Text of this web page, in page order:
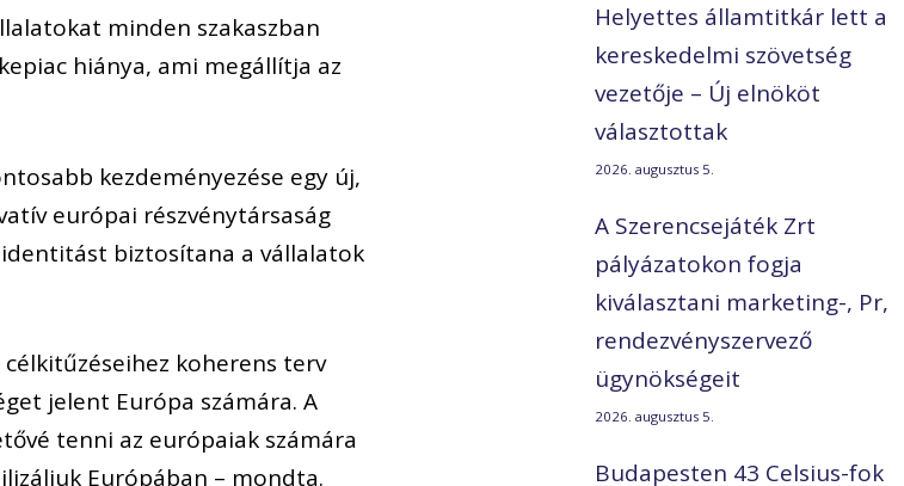
minden szakaszban
hiánya, ami megállítja az
kezdeményezése egy új,
európai részvénytársaság
biztosítana a vállalatok
koherens terv
jelent Európa számára. A
tenni az európaiak számára
Európában – mondta.
Helyettes államtitkár lett a
kereskedelmi szövetség
vezetője – Új elnököt
választottak
2026. augusztus 5.
A Szerencsejáték Zrt
pályázatokon fogja
kiválasztani marketing-, Pr,
rendezvényszervező
ügynökségeit
2026. augusztus 5.
Budapesten 43 Celsius-fok